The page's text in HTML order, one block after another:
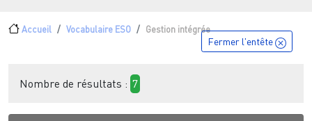
Fil d'Ariane
Accueil Vocabulaire ESO Gestion intégrée
Fermer l'entête
Nombre de résultats : 7